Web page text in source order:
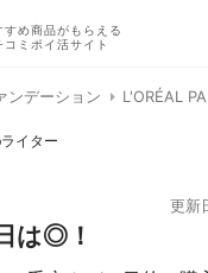
すめ商品がもらえる
コミポイ活サイト
ンデーション L'ORÉAL
イター
更新
は◎！